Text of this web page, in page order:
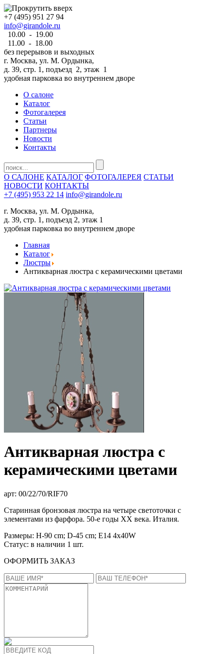
+7 (495) 951 27 94
info@girandole.ru
10.00 - 19.00
11.00 - 18.00
без перерывов и выходных
г. Москва, ул. М. Ордынка,
д. 39, стр. 1, подъезд 2, этаж 1
удобная парковка во внутреннем дворе
О салоне
Каталог
Фотогалерея
Статьи
Партнеры
Новости
Контакты
О САЛОНЕ КАТАЛОГ ФОТОГАЛЕРЕЯ СТАТЬИ
НОВОСТИ КОНТАКТЫ
+7 (495) 953 22 14 info@girandole.ru
г. Москва, ул. М. Ордынка,
д. 39, стр. 1, подъезд 2, этаж 1
удобная парковка во внутреннем дворе
Главная
Каталог
Люстры
Антикварная люстра с керамическими цветами
Антикварная люстра с
керамическими цветами
арт: 00/22/70/RIF70
Старинная бронзовая люстра на четыре светоточки с
элементами из фарфора. 50-е годы ХХ века. Италия.
Размеры: H-90 cm; D-45 cm; E14 4x40W
Статус: в наличии 1 шт.
ОФОРМИТЬ ЗАКАЗ